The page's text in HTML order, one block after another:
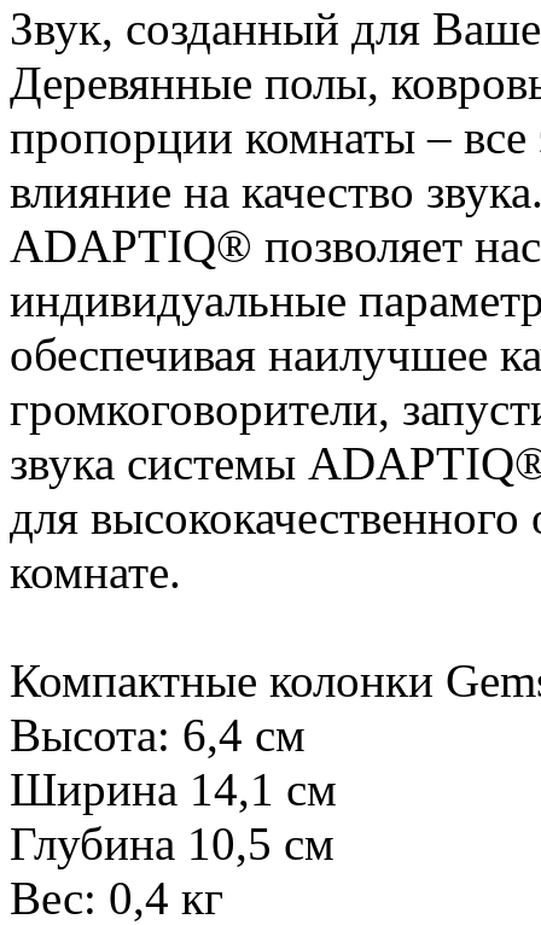
Звук, созданный для
Деревянные полы,
пропорции комнаты – все
влияние на качество
ADAPTIQ® позволяет
индивидуальные
обеспечивая наилучшее
громкоговорители,
звука системы
для
комнате.
Компактные колонки
Высота: 6,4 см
Ширина 14,1 см
Глубина 10,5 см
Вес: 0,4 кг